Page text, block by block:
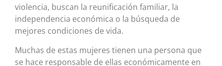
violencia, buscan la reunificación familiar, la
independencia económica o la búsqueda de
mejores condiciones de vida.
Muchas de estas mujeres tienen una persona que
se hace responsable de ellas económicamente en